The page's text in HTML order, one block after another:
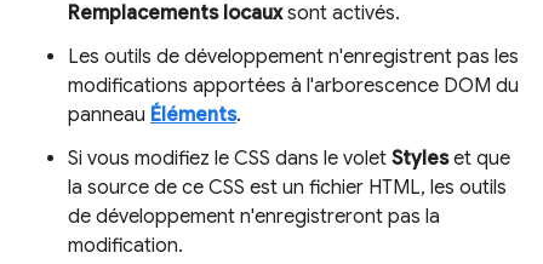
Remplacements locauxsont activés.
Les outils de développement n'enregistrent pas les
modifications apportées à l'arborescence DOM du
panneau Éléments.
Si vous modifiez le CSS dans le volet Styleset que
la source de ce CSS est un fichier HTML, les outils
de développement n'enregistreront pas la
modification.